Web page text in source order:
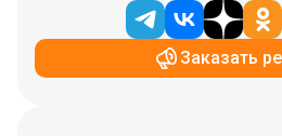
Заказать